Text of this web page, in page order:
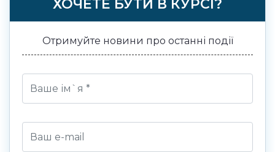
ХОЧЕТЕ БУТИ В КУРСІ?
Отримуйте новини про останні події